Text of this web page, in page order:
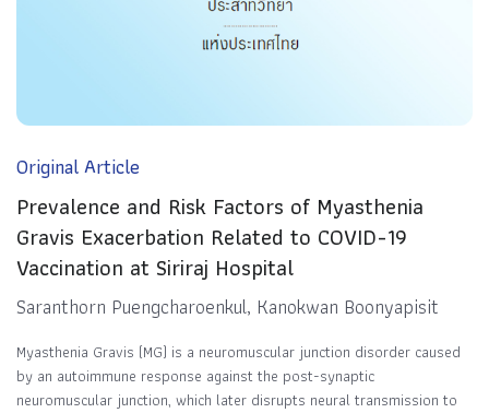
Original Article
Prevalence and Risk Factors of Myasthenia
Gravis Exacerbation Related to COVID-19
Vaccination at Siriraj Hospital
Saranthorn Puengcharoenkul, Kanokwan Boonyapisit
Myasthenia Gravis (MG) is a neuromuscular junction disorder caused
by an autoimmune response against the post-synaptic
neuromuscular junction, which later disrupts neural transmission to